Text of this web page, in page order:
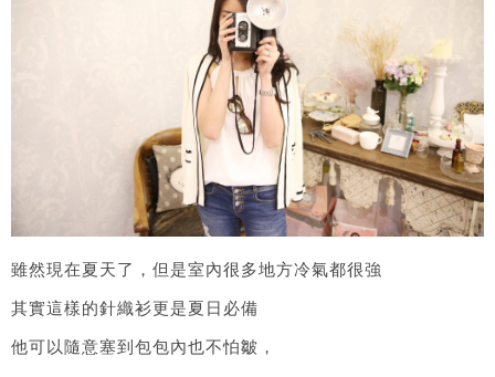
雖然現在夏天了，但是室內很多地方冷氣都很強
其實這樣的針織衫更是夏日必備
他可以隨意塞到包包內也不怕皺，